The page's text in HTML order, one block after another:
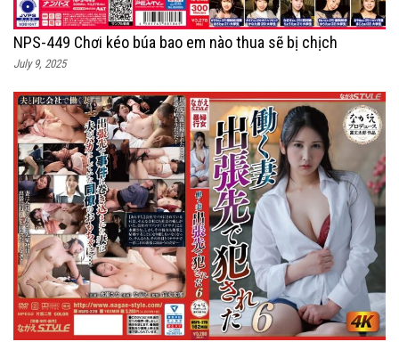
NPS-449 Chơi kéo búa bao em nào thua sẽ bị chịch
July 9, 2025